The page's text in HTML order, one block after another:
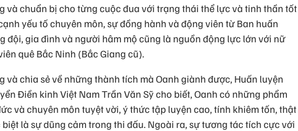
và chuẩn bị cho từng cuộc đua với trạng thái thể lực và tinh thần tốt
yếu tố chuyên môn, sự đồng hành và động viên từ Ban huấn
đội, gia đình và người hâm mộ cũng là nguồn động lực lớn với nữ
quê Bắc Ninh (Bắc Giang cũ).
và chia sẻ về những thành tích mà Oanh giành được, Huấn luyện
Điền kinh Việt Nam Trần Văn Sỹ cho biết, Oanh có những phẩm
và chuyên môn tuyệt vời, ý thức tập luyện cao, tính khiêm tốn, thật
là sự dũng cảm trong thi đấu. Ngoài ra, sự tương tác tích cực với